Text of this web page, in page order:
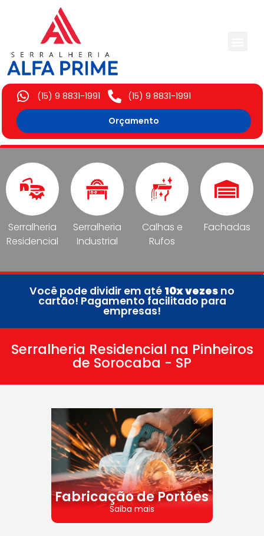
(15) 9 8831-1991 (15) 9 8831-1991
Orçamento
Serralheria
Residencial
Serralheria
Industrial
Calhas e
Rufos
Fachadas
Você pode dividir em até 10x vezes no
cartão! Pagamento facilitado para
empresas!
Serralheria Residencial na Pinheiros
de Sorocaba - SP
Fabricação de Portões
Saiba mais